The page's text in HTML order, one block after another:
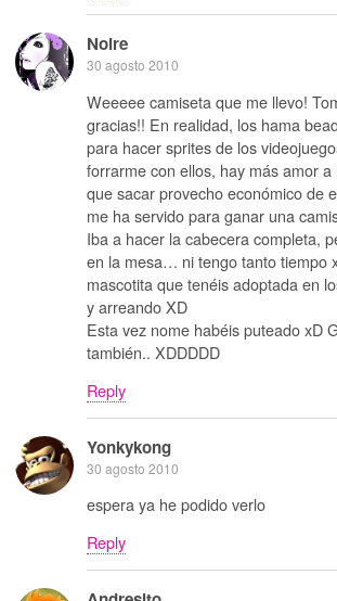
Noire
30 agosto 2010
Weeeee camiseta que me llevo!
gracias!! En realidad, los hama
para hacer sprites de los
forrarme con ellos, hay más amor
que sacar provecho económico de
me ha servido para ganar una
Iba a hacer la cabecera completa,
en la mesa… ni tengo tanto tiempo
mascotita que tenéis adoptada en
y arreando XD
Esta vez nome habéis puteado xD
también.. XDDDDD
Reply
Yonkykong
30 agosto 2010
espera ya he podido verlo
Reply